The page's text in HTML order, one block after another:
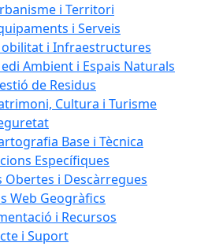
i Territori
i Serveis
i Infraestructures
Ambient i Espais Naturals
de Residus
Cultura i Turisme
Base i Tècnica
Específiques
Obertes i Descàrregues
Web Geogràfics
i Recursos
i Suport